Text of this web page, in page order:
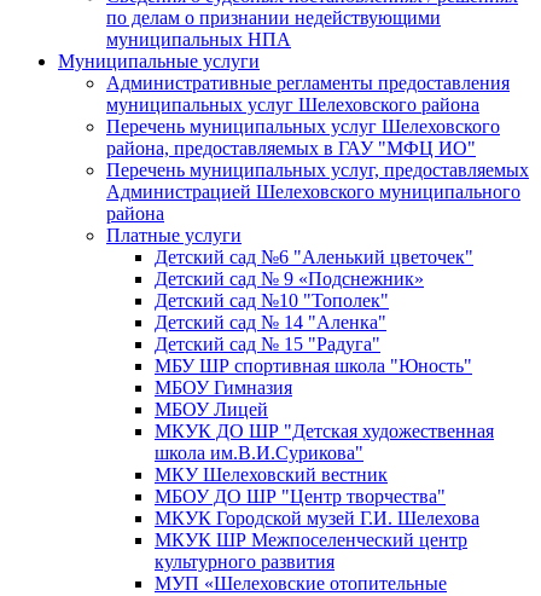
по делам о признании недействующими
муниципальных НПА
Муниципальные услуги
Административные регламенты предоставления
муниципальных услуг Шелеховского района
Перечень муниципальных услуг Шелеховского
района, предоставляемых в ГАУ "МФЦ ИО"
Перечень муниципальных услуг, предоставляемых
Администрацией Шелеховского муниципального
района
Платные услуги
Детский сад №6 "Аленький цветочек"
Детский сад № 9 «Подснежник»
Детский сад №10 "Тополек"
Детский сад № 14 "Аленка"
Детский сад № 15 "Радуга"
МБУ ШР спортивная школа "Юность"
МБОУ Гимназия
МБОУ Лицей
МКУК ДО ШР "Детская художественная
школа им.В.И.Сурикова"
МКУ Шелеховский вестник
МБОУ ДО ШР "Центр творчества"
МКУК Городской музей Г.И. Шелехова
МКУК ШР Межпоселенческий центр
культурного развития
МУП «Шелеховские отопительные